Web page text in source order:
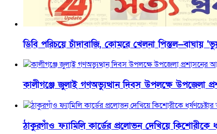
ডিবি পরিচয়ে চাঁদাবাজি, কোমরে খেলনা
কালীগঞ্জে জুলাই গণঅভ্যুত্থান দিবস উপলক্ষে উপজেলা
ঠাকুরগাঁও ফ্যামিলি কার্ডের প্রলোভন দেখিয়ে কিশোরীকে